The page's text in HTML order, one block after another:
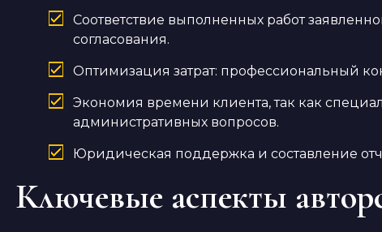
Соответствие выполненных работ
согласования.
Оптимизация затрат: профессиональный
Экономия времени клиента, так как
административных вопросов.
Юридическая поддержка и составление
Ключевые аспекты